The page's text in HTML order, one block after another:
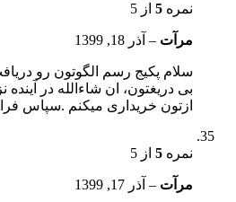
نمره 5 از 5
مرآت – آذر 18, 1399
سلام پکیج رسم الگوتون رو
بی دریغتون، ان شاءالله در
ازتون خریداری میکنم .سپاس
نمره 5 از 5
مرآت – آذر 17, 1399